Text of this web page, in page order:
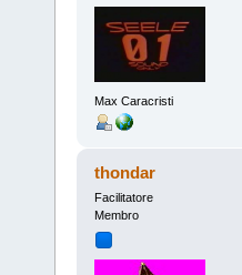
Max Caracristi
thondar
Facilitatore
Membro